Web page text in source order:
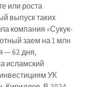
или роста
выпуск таких
компания «Сукук-
заем на 1 млн
— 62 дня,
исламский
УК